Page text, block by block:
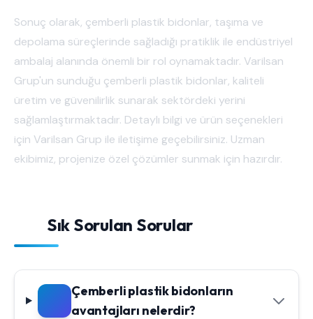
Sonuç olarak, çemberli plastik bidonlar, taşıma ve
depolama süreçlerinde sağladığı pratiklik ile endüstriyel
ambalaj alanında önemli bir rol oynamaktadır. Varilsan
Grup'un sunduğu çemberli plastik bidonlar, kaliteli
üretim ve güvenilirlik sunarak sektördeki yerini
sağlamlaştırmaktadır. Detaylı bilgi ve ürün seçenekleri
için Varilsan Grup ile iletişime geçebilirsiniz. Uzman
ekibimiz, projenize özel çözümler sunmak için hazırdır.
Sık Sorulan Sorular
Çemberli plastik bidonların
avantajları nelerdir?